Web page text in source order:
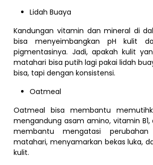
Lidah Buaya
Kandungan vitamin dan mineral di
bisa menyeimbangkan pH kulit
pigmentasinya. Jadi, apakah kulit
matahari bisa putih lagi pakai lidah
bisa, tapi dengan konsistensi.
Oatmeal
Oatmeal bisa membantu
mengandung asam amino, vitamin B1,
membantu mengatasi
matahari, menyamarkan bekas luka,
kulit.